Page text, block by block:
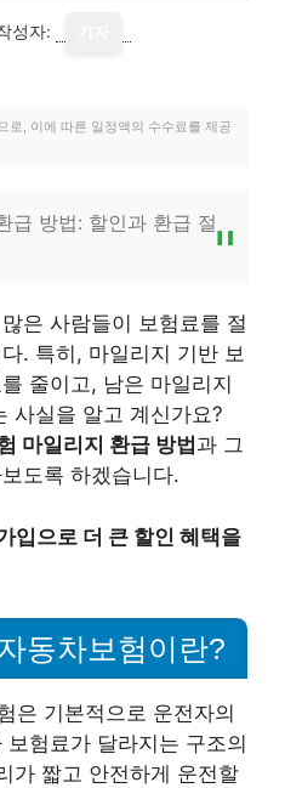
성자:
로, 이에 따른 일정액의 수수료를 제공
급 방법: 할인과 환급 절
은 사람들이 보험료를 절
. 특히, 마일리지 기반 보
줄이고, 남은 마일리지
사실을 알고 계신가요?
마일리지 환급 방법 과 그
도록 하겠습니다.
입으로 더 큰 할인 혜택을
동차보험이란?
은 기본적으로 운전자의
험료가 달라지는 구조의
가 짧고 안전하게 운전할